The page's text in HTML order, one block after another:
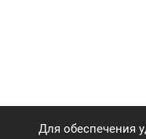
Для обеспечения